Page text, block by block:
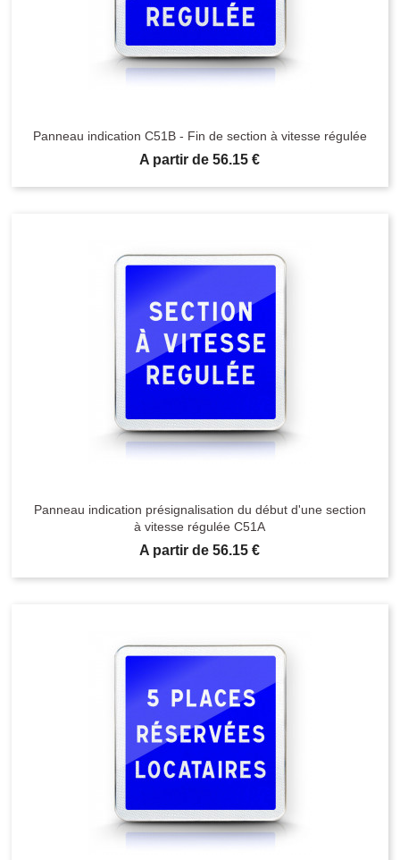
Panneau indication C51B - Fin de section à vitesse régulée
Prix
A partir de 56.15 €
Panneau indication présignalisation du début d'une section
à vitesse régulée C51A
Prix
A partir de 56.15 €